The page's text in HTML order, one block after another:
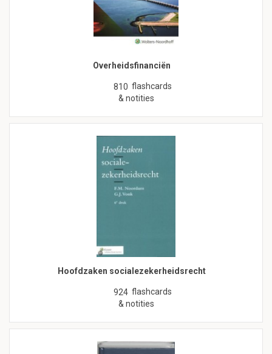
Overheidsfinanciën
810 flashcards
& notities
Hoofdzaken socialezekerheidsrecht
924 flashcards
& notities